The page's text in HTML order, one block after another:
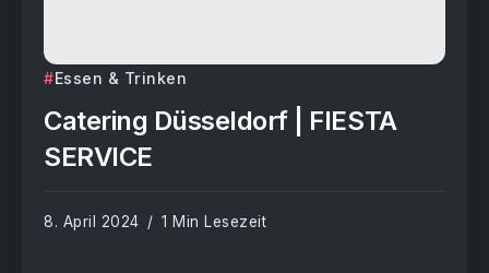
Essen & Trinken
Catering Düsseldorf | FIESTA
SERVICE
8. April 2024 1 Min Lesezeit